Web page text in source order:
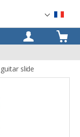
OK
slide